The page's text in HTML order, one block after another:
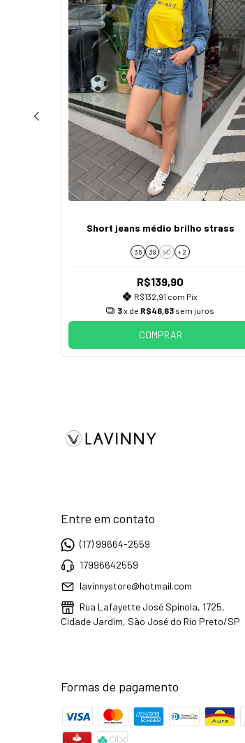
Short jeans médio brilho strass
36 38 40 + 2
R$139,90
R$132,91 com Pix
3x de R$46,63 sem juros
COMPRAR
Entre em contato
(17) 99664-2559
17996642559
lavinnystore@hotmail.com
Rua Lafayette José Spinola, 1725,
Cidade Jardim, São José do Rio Preto/SP
Formas de pagamento